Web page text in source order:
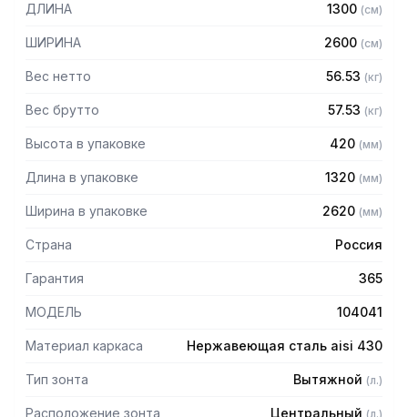
Особенности:
— Бескаркасный
0,8мм
— Поставляется в собранном виде
ДЛИНА 1300 (см)
ШИРИНА 2600 (см)
Вес нетто 56.53 (кг)
Вес брутто 57.53 (кг)
Высота в упаковке 420 (мм)
Длина в упаковке 1320 (мм)
Ширина в упаковке 2620 (мм)
Страна Россия
Гарантия 365
МОДЕЛЬ 104041
Материал каркаса Нержавеющая сталь aisi 430
Тип зонта Вытяжной (л.)
Расположение зонта Центральный (л.)